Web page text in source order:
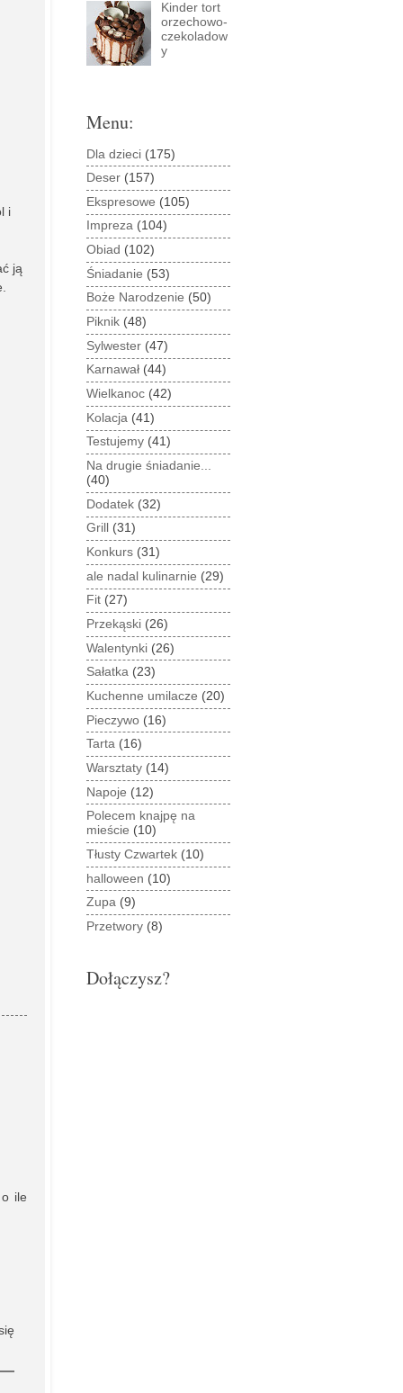
i
ją
ile
Kinder tort
orzechowo-
czekoladow
y
Menu:
Dla dzieci (175)
Deser (157)
Ekspresowe (105)
Impreza (104)
Obiad (102)
Śniadanie (53)
Boże Narodzenie (50)
Piknik (48)
Sylwester (47)
Karnawał (44)
Wielkanoc (42)
Kolacja (41)
Testujemy (41)
Na drugie śniadanie...
(40)
Dodatek (32)
Grill
(31)
Konkurs (31)
ale nadal kulinarnie (29)
Fit (27)
Przekąski (26)
Walentynki (26)
Sałatka (23)
Kuchenne umilacze (20)
Pieczywo (16)
Tarta (16)
Warsztaty (14)
Napoje (12)
Polecem knajpę na
mieście (10)
Tłusty Czwartek (10)
halloween (10)
Zupa (9)
Przetwory (8)
Dołączysz?